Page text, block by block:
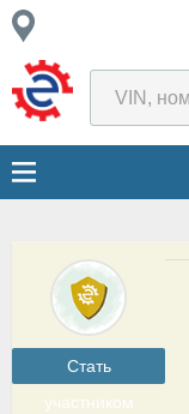
Cтать
участником